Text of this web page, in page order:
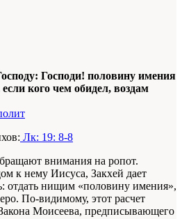
Господи! половину имения
кого чем обидел, воздам
Лк: 19: 8-8
внимания на ропот.
к нему Иисуса, Закхей дает
отдать нищим «половину имения»,
По-видимому, этот расчет
Моисеева, предписывающего